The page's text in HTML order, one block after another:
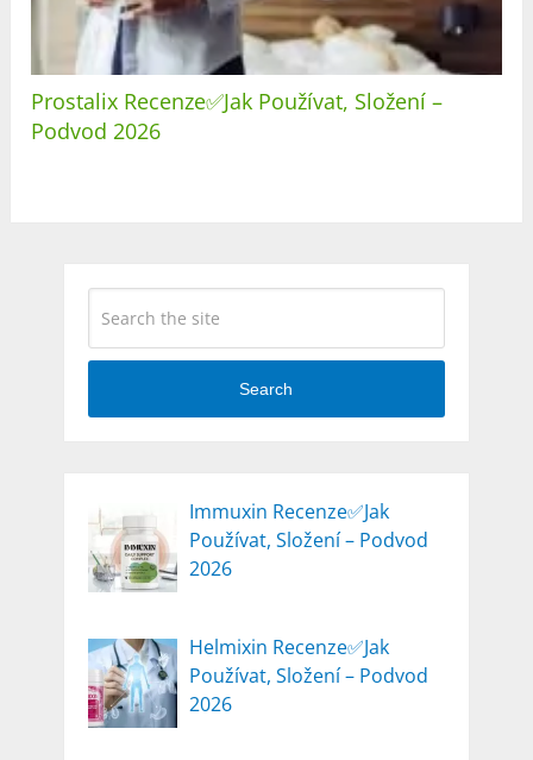
Prostalix Recenze✅Jak Používat, Složení –
Podvod 2026
Search
Immuxin Recenze✅Jak
Používat, Složení – Podvod
2026
Helmixin Recenze✅Jak
Používat, Složení – Podvod
2026